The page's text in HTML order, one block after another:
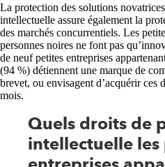
La protection des solutions
intellectuelle assure également la
des marchés concurrentiels. Les
personnes noires ne font pas
de neuf petites entreprises
(94 %) détiennent une marque de
brevet, ou envisagent d’acquérir ces
mois.